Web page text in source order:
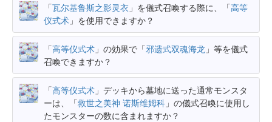
「瓦尔基鲁斯之影灵衣 」を儀式召喚する際に、「高等
仪式术 」を使用できますか？
「高等仪式术 」の効果で「邪遗式双魂海龙 」等を儀式
召喚できますか？
「高等仪式术 」デッキから墓地に送った通常モンスタ
ーは、「救世之美神 诺斯维姆科 」の儀式召喚に使用し
たモンスターの数に含まれますか？